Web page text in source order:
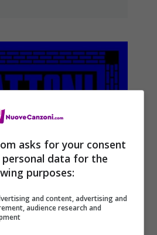
asks for your consent
data for the
purposes:
and content, advertising and
audience research and